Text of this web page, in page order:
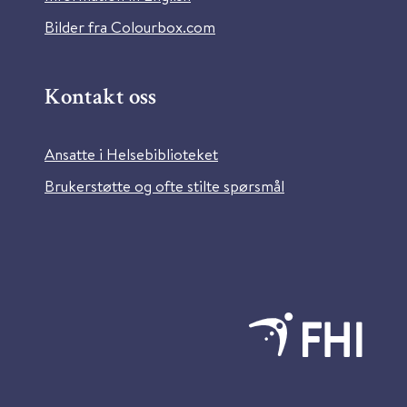
Bilder fra Colourbox.com
Kontakt oss
Ansatte i Helsebiblioteket
Brukerstøtte og ofte stilte spørsmål